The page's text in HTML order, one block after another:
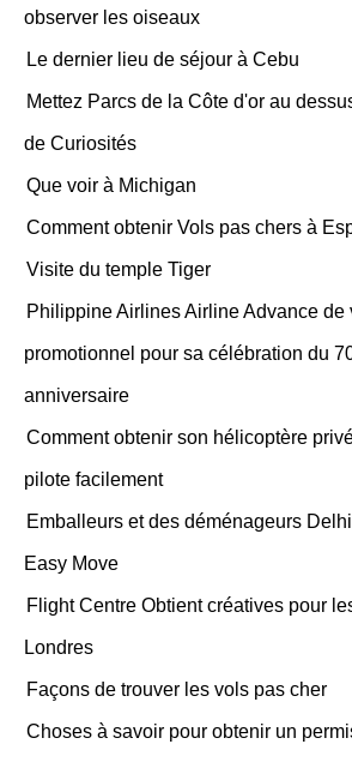
observer les oiseaux
Le dernier lieu de séjour à Cebu
Mettez Parcs de la Côte d'or au
de Curiosités
Que voir à Michigan
Comment obtenir Vols pas chers à
Visite du temple Tiger
Philippine Airlines Airline Advance de
promotionnel pour sa célébration du
anniversaire
Comment obtenir son hélicoptère
pilote facilement
Emballeurs et des déménageurs
Easy Move
Flight Centre Obtient créatives pour
Londres
Façons de trouver les vols pas cher
Choses à savoir pour obtenir un